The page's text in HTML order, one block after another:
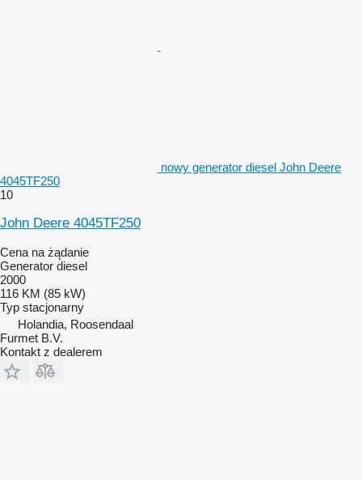
nowy generator diesel John Deere
4045TF250
10
John Deere 4045TF250
Cena na żądanie
Generator diesel
2000
116 KM (85 kW)
Typ stacjonarny
Holandia, Roosendaal
Furmet B.V.
Kontakt z dealerem